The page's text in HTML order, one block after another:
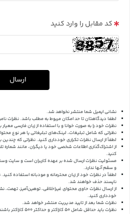
کد مقابل را وارد کنید
ارسال
نشانی ایمیل شما منتشر نخواهد شد.
لطفا دیدگاهتان تا حد امکان مربوط به مطلب باشد. نظرات
نظرات خود را به صورت خوانا و با استفاده از زبان فارسی معیار
نظراتی که شامل تبلیغات، لینک‌های تبلیغاتی یا هر نوع
لطفاً از ارسال نظرات تکراری خودداری کنید. نظراتی که
از اشتراک‌گذاری اطلاعات شخصی خود یا دیگران، مانند
کنید.
مسئولیت نظرات ارسال شده بر عهده کاربران است و سایت
و سقم آنها ندارد.
لطفاً در نظرات خود از زبان محترمانه و مودبانه استفاده کنید.
ناپسند حذف خواهند شد.
از ارسال نظرات حاوی محتوای غیراخلاقی، توهین‌آمیز،
خودداری کنید.
نظرات شما بعد از تایید مدیریت منتشر خواهد شد.
نظرات باید حداقل